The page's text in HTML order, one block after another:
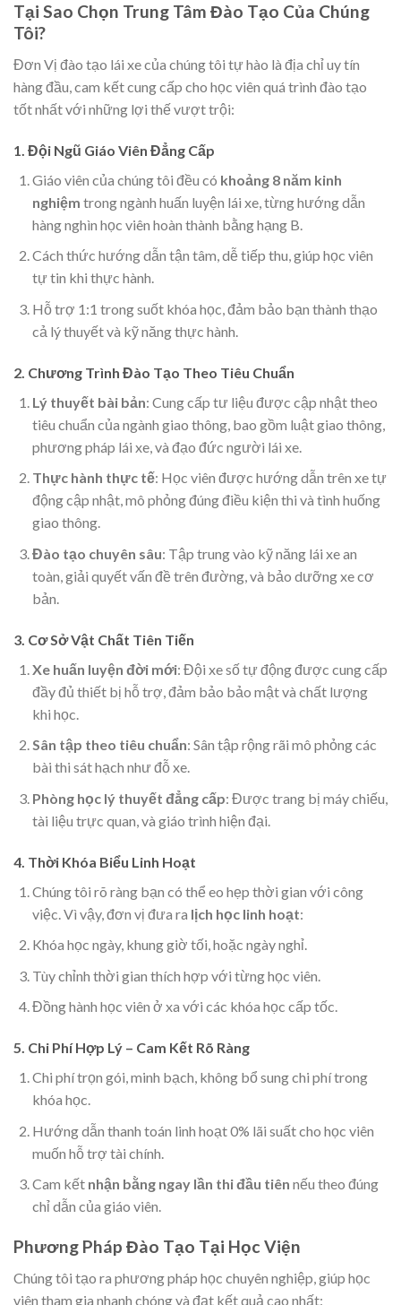
Tại Sao Chọn Trung Tâm Đào Tạo Của Chúng
Tôi?
Đơn Vị đào tạo lái xe của chúng tôi tự hào là địa chỉ uy tín
hàng đầu, cam kết cung cấp cho học viên quá trình đào tạo
tốt nhất với những lợi thế vượt trội:
1. Đội Ngũ Giáo Viên Đẳng Cấp
Giáo viên của chúng tôi đều có khoảng 8 năm kinh
nghiệm trong ngành huấn luyện lái xe, từng hướng dẫn
hàng nghìn học viên hoàn thành bằng hạng B.
Cách thức hướng dẫn tận tâm, dễ tiếp thu, giúp học viên
tự tin khi thực hành.
Hỗ trợ 1:1 trong suốt khóa học, đảm bảo bạn thành thạo
cả lý thuyết và kỹ năng thực hành.
2. Chương Trình Đào Tạo Theo Tiêu Chuẩn
Lý thuyết bài bản: Cung cấp tư liệu được cập nhật theo
tiêu chuẩn của ngành giao thông, bao gồm luật giao thông,
phương pháp lái xe, và đạo đức người lái xe.
Thực hành thực tế: Học viên được hướng dẫn trên xe tự
động cập nhật, mô phỏng đúng điều kiện thi và tình huống
giao thông.
Đào tạo chuyên sâu: Tập trung vào kỹ năng lái xe an
toàn, giải quyết vấn đề trên đường, và bảo dưỡng xe cơ
bản.
3. Cơ Sở Vật Chất Tiên Tiến
Xe huấn luyện đời mới: Đội xe số tự động được cung cấp
đầy đủ thiết bị hỗ trợ, đảm bảo bảo mật và chất lượng
khi học.
Sân tập theo tiêu chuẩn: Sân tập rộng rãi mô phỏng các
bài thi sát hạch như đỗ xe.
Phòng học lý thuyết đẳng cấp: Được trang bị máy chiếu,
tài liệu trực quan, và giáo trình hiện đại.
4. Thời Khóa Biểu Linh Hoạt
Chúng tôi rõ ràng bạn có thể eo hẹp thời gian với công
việc. Vì vậy, đơn vị đưa ra lịch học linh hoạt:
Khóa học ngày, khung giờ tối, hoặc ngày nghỉ.
Tùy chỉnh thời gian thích hợp với từng học viên.
Đồng hành học viên ở xa với các khóa học cấp tốc.
5. Chi Phí Hợp Lý – Cam Kết Rõ Ràng
Chi phí trọn gói, minh bạch, không bổ sung chi phí trong
khóa học.
Hướng dẫn thanh toán linh hoạt 0% lãi suất cho học viên
muốn hỗ trợ tài chính.
Cam kết nhận bằng ngay lần thi đầu tiên nếu theo đúng
chỉ dẫn của giáo viên.
Phương Pháp Đào Tạo Tại Học Viện
Chúng tôi tạo ra phương pháp học chuyên nghiệp, giúp học
viên tham gia nhanh chóng và đạt kết quả cao nhất: